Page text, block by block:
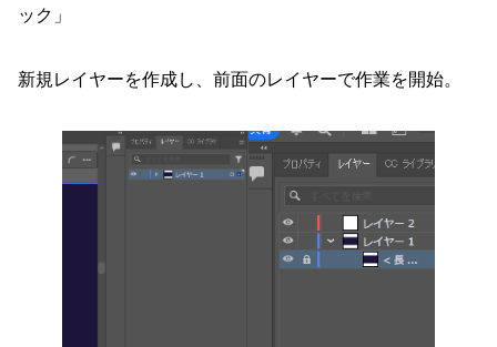
ック」
新規レイヤーを作成し、前面のレイヤーで作業を開始。